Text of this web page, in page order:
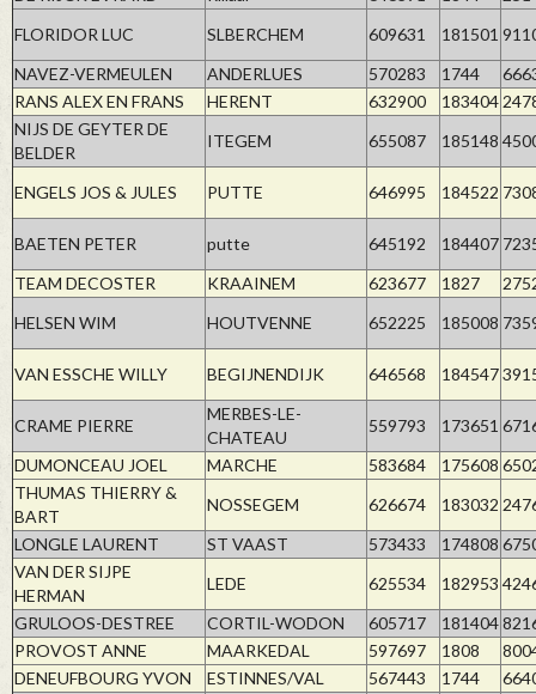
FLORIDOR LUC
SLBERCHEM 609631 181501
NAVEZ-VERMEULEN
ANDERLUES 570283 1744
RANS ALEX EN FRANS
HERENT 632900 183404
NIJS DE GEYTER DE
BELDER
ITEGEM 655087 185148
ENGELS JOS & JULES PUTTE 646995 184522
BAETEN PETER putte 645192 184407
TEAM DECOSTER
KRAAINEM 623677 1827
HELSEN WIM
HOUTVENNE 652225 185008
VAN ESSCHE WILLY BEGIJNENDIJK 646568 184547
CRAME PIERRE
MERBES-LE-
CHATEAU
559793 173651
DUMONCEAU JOEL
MARCHE 583684 175608
THUMAS THIERRY &
BART
NOSSEGEM 626674 183032
LONGLE LAURENT
ST VAAST 573433 174808
VAN DER SIJPE
HERMAN
LEDE 625534 182953
GRULOOS-DESTREE
CORTIL-WODON 605717 181404
PROVOST ANNE
MAARKEDAL 597697 1808
DENEUFBOURG YVON
ESTINNES/VAL 567443 1744